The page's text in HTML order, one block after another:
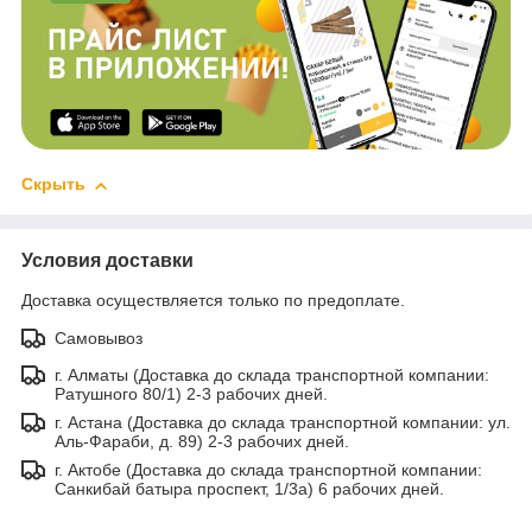
Скрыть
Условия доставки
Доставка осуществляется только по предоплате.
Самовывоз
г. Алматы (Доставка до склада транспортной компании:
Ратушного 80/1) 2-3 рабочих дней.
г. Астана (Доставка до склада транспортной компании: ул.
Аль-Фараби, д. 89) 2-3 рабочих дней.
г. Актобе (Доставка до склада транспортной компании:
Санкибай батыра проспект, 1/3а) 6 рабочих дней.